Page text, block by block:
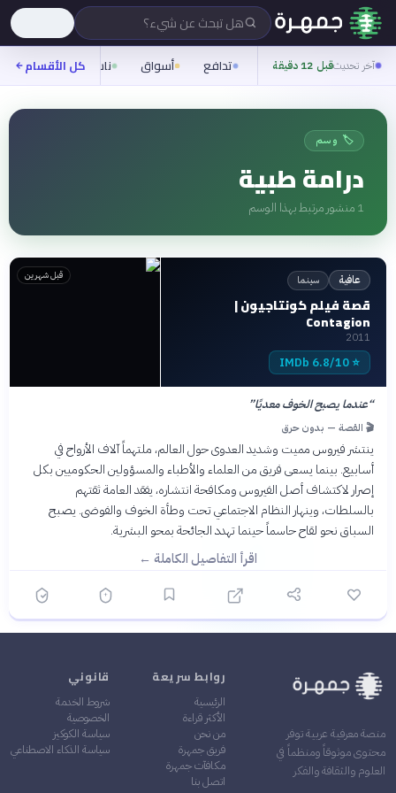
هل تبحث عن شيء؟
آخر تحديثقبل 12 دقيقة تدافع أسواق ناس روح
كل الأقسام
🏷️ وسم
درامة طبية
1 منشور مرتبط بهذا الوسم
عافية سينما
قصة فيلم كونتاجيون |
Contagion
2011
⭐
6.8/10 IMDb
قبل شهرين
“عندما يصبح الخوف معديًا”
🎬 القصة — بدون حرق
ينتشر فيروس مميت وشديد العدوى حول العالم، ملتهماً آلاف الأرواح في
أسابيع. بينما يسعى فريق من العلماء والأطباء والمسؤولين الحكوميين بكل
إصرار لاكتشاف أصل الفيروس ومكافحة انتشاره، يفقد العامة ثقتهم
بالسلطات، وينهار النظام الاجتماعي تحت وطأة الخوف والفوضى. يصبح
السباق نحو لقاح حاسماً حينما تهدد الجائحة بمحو البشرية.
اقرأ التفاصيل الكاملة ←
منصة معرفية عربية توفر
محتوى موثوقاً ومنظماً في
العلوم والثقافة والفكر
روابط سريعة
الرئيسية
الأكثر قراءة
من نحن
فريق جمهرة
مكافآت جمهرة
اتصل بنا
قانوني
شروط الخدمة
الخصوصية
سياسة الكوكيز
سياسة الذكاء الاصطناعي